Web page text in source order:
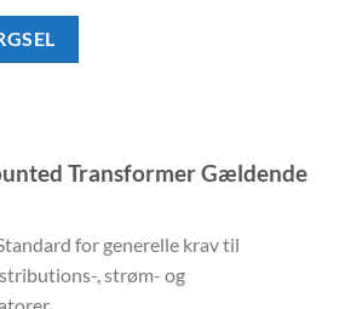
Transformer Gældende
for generelle krav til
, strøm- og